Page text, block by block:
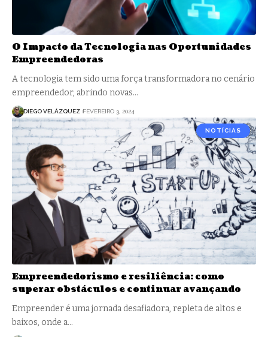
O Impacto da Tecnologia nas Oportunidades
Empreendedoras
A tecnologia tem sido uma força transformadora no cenário
empreendedor, abrindo novas…
DIEGO VELÁZQUEZ FEVEREIRO 3, 2024
NOTÍCIAS
Empreendedorismo e resiliência: como
superar obstáculos e continuar avançando
Empreender é uma jornada desafiadora, repleta de altos e
baixos, onde a…